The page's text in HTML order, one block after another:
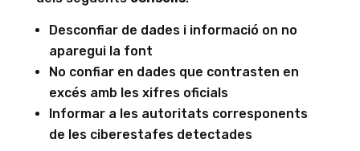
Desconfiar de dades i informació on no
aparegui la font
No confiar en dades que contrasten en
excés amb les xifres oficials
Informar a les autoritats corresponents
de les ciberestafes detectades